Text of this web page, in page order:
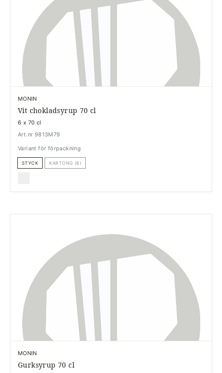
MONIN
Vit chokladsyrup 70 cl
6 x 70 cl
Art.nr 9813M79
Variant för förpackning
STYCK KARTONG (6)
MONIN
Gurksyrup 70 cl